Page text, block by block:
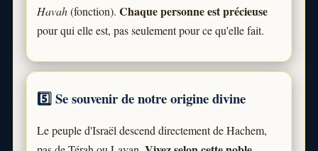
Havah(fonction). Chaque personne est précieuse
pour qui elle est, pas seulement pour ce qu'elle fait.
5️⃣ Se souvenir de notre origine divine
Le peuple d'Israël descend directement de Hachem,